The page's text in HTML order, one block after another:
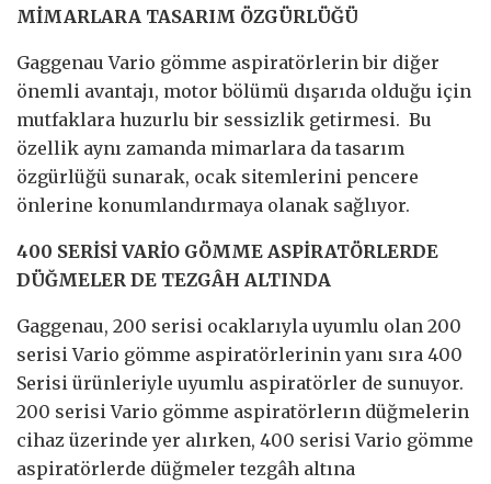
MİMARLARA TASARIM ÖZGÜRLÜĞÜ
Gaggenau Vario gömme aspiratörlerin bir diğer
önemli avantajı, motor bölümü dışarıda olduğu için
mutfaklara huzurlu bir sessizlik getirmesi. Bu
özellik aynı zamanda mimarlara da tasarım
özgürlüğü sunarak, ocak sitemlerini pencere
önlerine konumlandırmaya olanak sağlıyor.
400 SERİSİ VARİO GÖMME ASPİRATÖRLERDE
DÜĞMELER DE TEZGÂH ALTINDA
Gaggenau, 200 serisi ocaklarıyla uyumlu olan 200
serisi Vario gömme aspiratörlerinin yanı sıra 400
Serisi ürünleriyle uyumlu aspiratörler de sunuyor.
200 serisi Vario gömme aspiratörlerın düğmelerin
cihaz üzerinde yer alırken, 400 serisi Vario gömme
aspiratörlerde düğmeler tezgâh altına